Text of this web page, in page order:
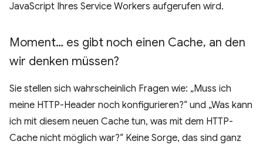
JavaScript Ihres Service Workers aufgerufen wird.
Moment… es gibt noch einen Cache, an den
wir denken müssen?
Sie stellen sich wahrscheinlich Fragen wie: „Muss ich
meine HTTP-Header noch konfigurieren?“ und „Was kann
ich mit diesem neuen Cache tun, was mit dem HTTP-
Cache nicht möglich war?“ Keine Sorge, das sind ganz